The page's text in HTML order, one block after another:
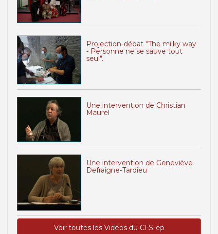
Projection-débat "The milky way
- Personne ne se sauve tout
seul".
Une intervention de Christian
Maurel
Une intervention de Geneviève
Defraigne-Tardieu
Voir toutes les Vidéos du CFS-ep